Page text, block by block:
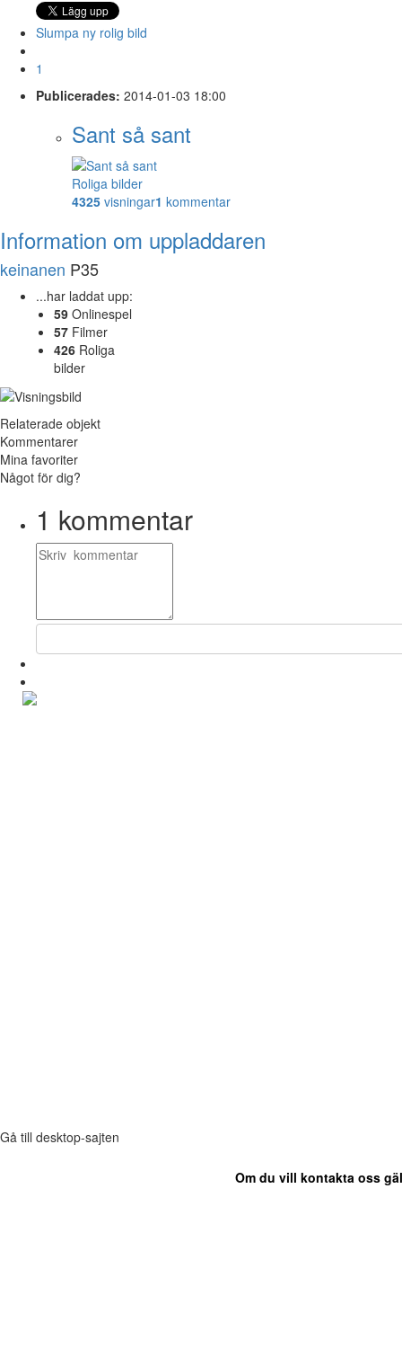
Slumpa ny rolig bild
1
Publicerades: 2014-01-03 18:00
Sant så sant
Roliga bilder
4325 visningar1 kommentar
Information om uppladdaren
keinanen P35
...har laddat upp:
59 Onlinespel
57 Filmer
426 Roliga
bilder
Relaterade objekt
Kommentarer
Mina favoriter
Något för dig?
1 kommentar
Gå till desktop-sajten
Om du vill kontakta oss